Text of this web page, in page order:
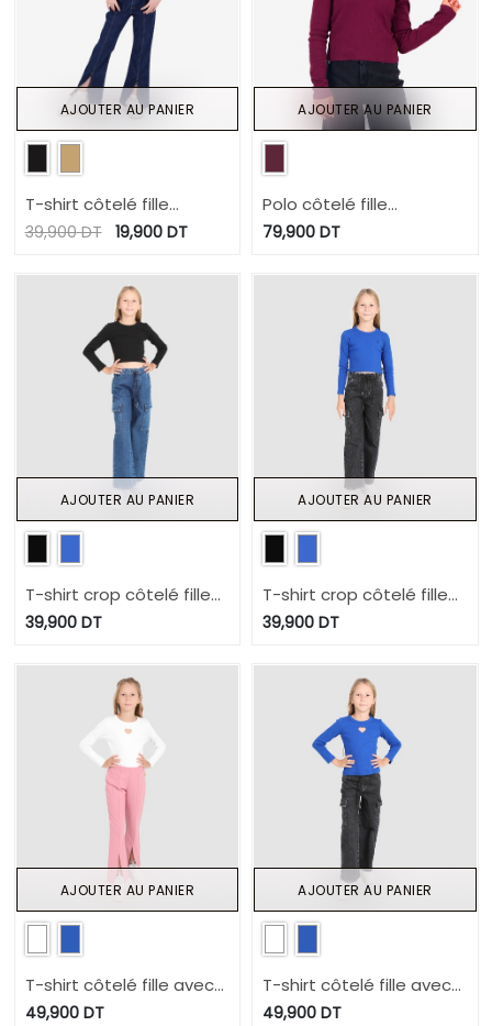
T-shirt côtelé fille
manches à volant en
39,900DT 19,900DT
AJOUTER AU PANIER
Polo côtelé fille
manches longues
79,900 DT
AJOUTER AU PANIER
T-shirt crop côtelé fille
manches longues
39,900DT
AJOUTER AU PANIER
T-shirt crop côtelé fille
manches longues
39,900 DT
AJOUTER AU PANIER
T-shirt côtelé fille avec
cut out cœur
49,900DT
AJOUTER AU PANIER
T-shirt côtelé fille avec
cut out cœur
49,900 DT
AJOUTER AU PANIER